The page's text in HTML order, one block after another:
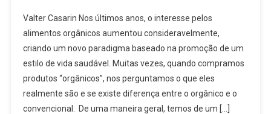
Valter Casarin Nos últimos anos, o interesse pelos
alimentos orgânicos aumentou consideravelmente,
criando um novo paradigma baseado na promoção de um
estilo de vida saudável. Muitas vezes, quando compramos
produtos “orgânicos”, nos perguntamos o que eles
realmente são e se existe diferença entre o orgânico e o
convencional. De uma maneira geral, temos de um […]